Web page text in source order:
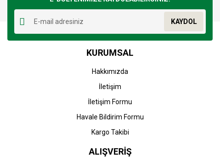
Ürün resmi kalitesiz, bozuk veya görüntülenemiyor.
Ürün açıklamasında eksik bilgiler bulunuyor.
Ürün bilgilerinde hatalar bulunuyor.
Ürün fiyatı diğer sitelerden daha pahalı.
Gönder
KAYDOL
KURUMSAL
Hakkımızda
İletişim
İletişim Formu
Havale Bildirim Formu
Kargo Takibi
ALIŞVERİŞ